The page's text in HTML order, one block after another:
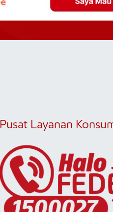
Pusat Layanan